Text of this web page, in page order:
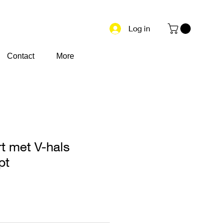
Log in
Contact More
met V-hals